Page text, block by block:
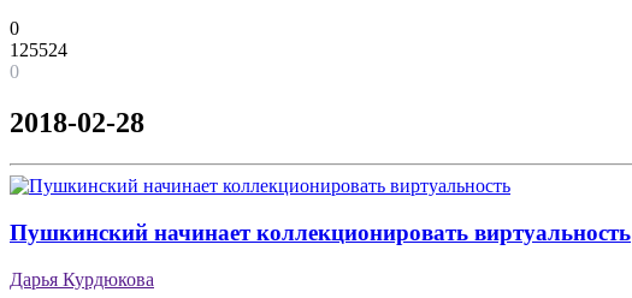
0
125524
0
2018-02-28
Пушкинский начинает коллекционировать виртуальность
Дарья Курдюкова